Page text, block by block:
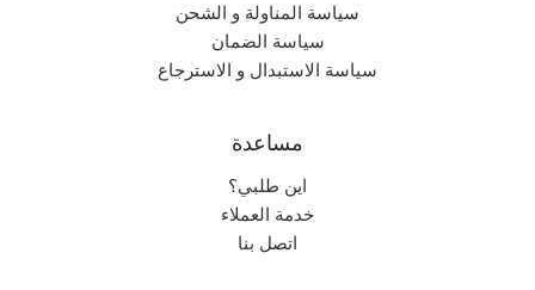
سياسة المناولة و الشحن
سياسة الضمان
سياسة الاستبدال و الاسترجاع
مساعدة
اين طلبي؟
خدمة العملاء
اتصل بنا